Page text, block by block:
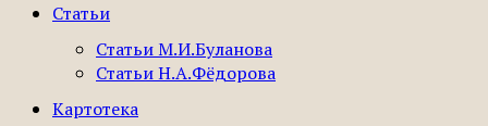
Статьи
Статьи М.И.Буланова
Статьи Н.А.Фёдорова
Картотека